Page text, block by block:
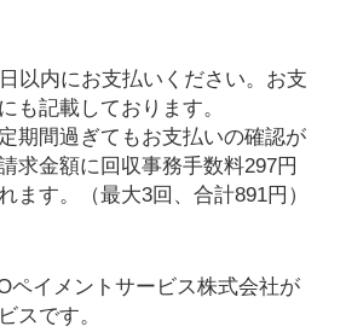
以内にお支払いください。お支
も記載しております。
期間過ぎてもお支払いの確認が
求金額に回収事務手数料297円
ます。（最大3回、合計891円）
ペイメントサービス株式会社が
スです。